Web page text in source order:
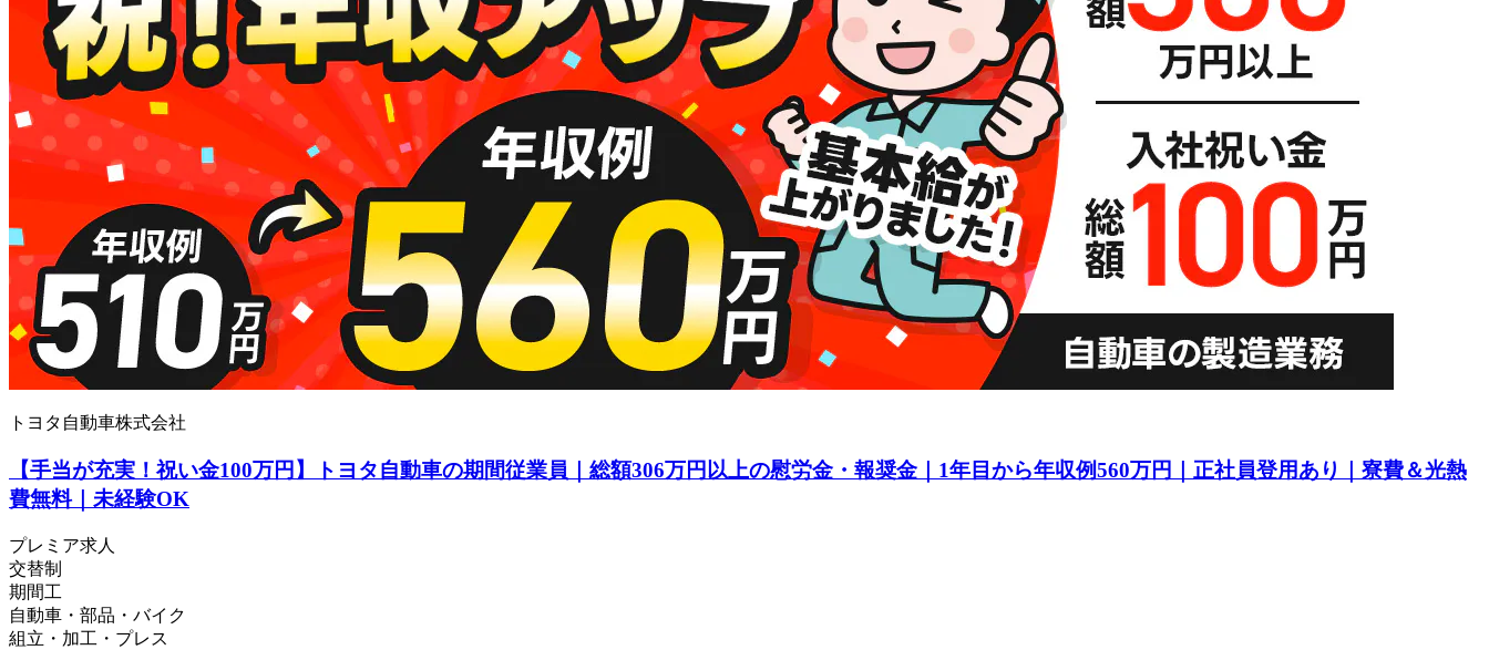
トヨタ自動車株式会社
【手当が充実！祝い金100万円】トヨタ自動車の期間従業員｜総額306万円以上の慰労金・報奨金｜1年目から年収例560万円｜正社員登用あり｜寮費＆光熱
費無料｜未経験OK
プレミア求人
交替制
期間工
自動車・部品・バイク
組立・加工・プレス